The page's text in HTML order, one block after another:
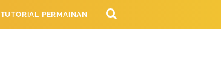
TUTORIAL PERMAINAN